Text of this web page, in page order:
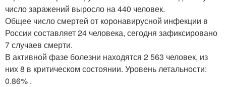
число заражений выросло на 440 человек.
Общее число смертей от коронавирусной инфекции в
России составляет 24 человека, сегодня зафиксировано
7 случаев смерти.
В активной фазе болезни находятся 2 563 человек, из
них 8 в критическом состоянии. Уровень летальности:
0.86% .